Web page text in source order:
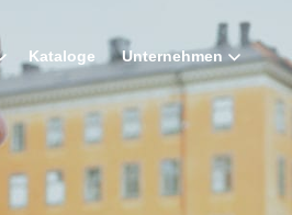
Kataloge Unternehmen